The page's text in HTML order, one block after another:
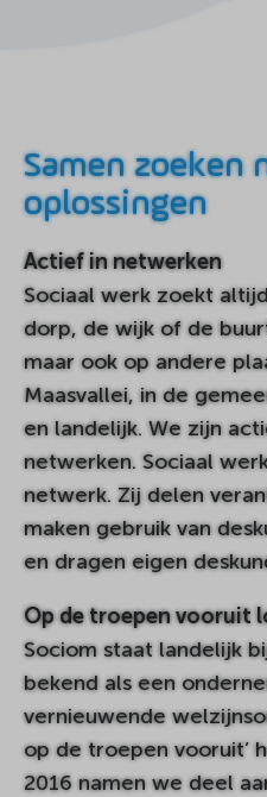
Samen zoeken
oplossingen
Actief in netwerken
Sociaal werk zoekt
dorp, de wijk of de
maar ook op andere
Maasvallei, in de
en landelijk. We zijn
netwerken. Sociaal
netwerk. Zij delen
maken gebruik van
en dragen eigen
Op de troepen vooruit
Sociom staat landelijk
bekend als een
vernieuwende
op de troepen vooruit’
2016 namen we deel